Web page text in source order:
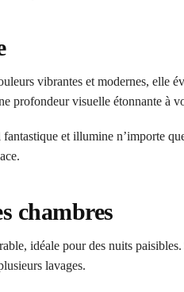
vibrantes et modernes, elle
profondeur visuelle étonnante à
et illumine n’importe
chambres
idéale pour des nuits paisibles.
lavages.